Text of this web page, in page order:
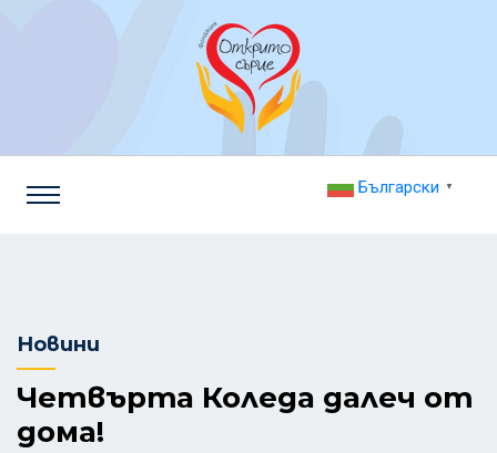
Български ▼
Новини
Четвърта Коледа далеч от
дома!